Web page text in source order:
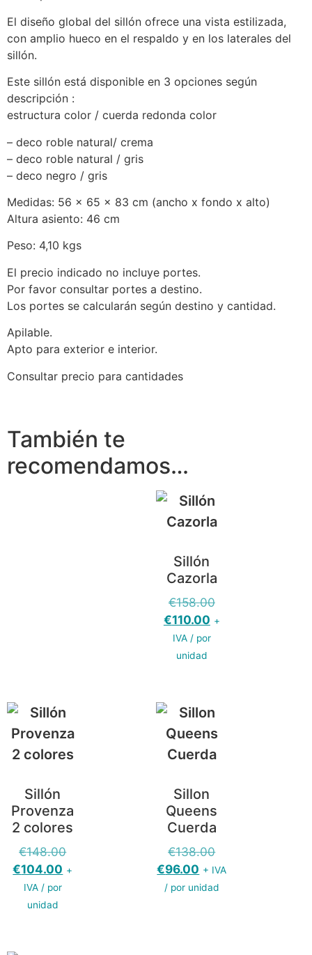
El diseño global del sillón ofrece una vista estilizada,
con amplio hueco en el respaldo y en los laterales del
sillón.
Este sillón está disponible en 3 opciones según
descripción :
estructura color / cuerda redonda color
– deco roble natural/ crema
– deco roble natural / gris
– deco negro / gris
Medidas: 56 x 65 x 83 cm (ancho x fondo x alto)
Altura asiento: 46 cm
Peso: 4,10 kgs
El precio indicado no incluye portes.
Por favor consultar portes a destino.
Los portes se calcularán según destino y cantidad.
Apilable.
Apto para exterior e interior.
Consultar precio para cantidades
También te
recomendamos…
Sillón
Cazorla
€158.00
€110.00 +
IVA / por
unidad
Sillón
Provenza
2 colores
€148.00
€104.00 +
IVA / por
unidad
Sillon
Queens
Cuerda
€138.00
€96.00 + IVA
/ por unidad